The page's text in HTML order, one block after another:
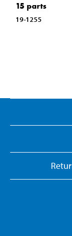
15 parts
19-1255